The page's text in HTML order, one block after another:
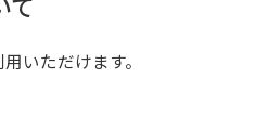
いただけます。